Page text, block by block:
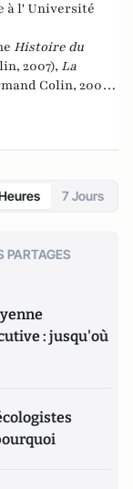
à l' Université
Histoire du
2007), La
Colin, 2008)
fascination
7 Jours
PARTAGES
: jusqu'où